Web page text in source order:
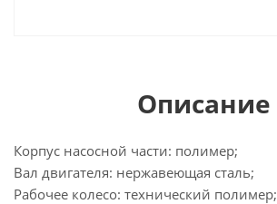
Описание
Корпус насосной части: полимер;
Вал двигателя: нержавеющая сталь;
Рабочее колесо: технический полимер;